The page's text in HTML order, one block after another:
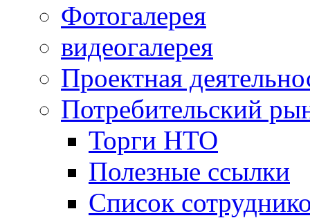
Фотогалерея
видеогалерея
Проектная
Потребительский
Торги НТО
Полезные ссылки
Список